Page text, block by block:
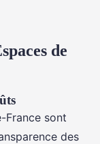
de
France sont
des